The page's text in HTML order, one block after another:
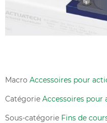
Macro Accessoires pour
Catégorie Accessoires pour
Sous-catégorie Fins de